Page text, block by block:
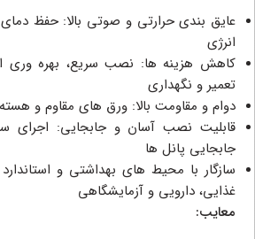
عایق‌ بندی حرارتی و صوتی بالا: حفظ
انرژی
کاهش هزینه‌ ها: نصب سریع، بهره‌ وری
تعمیر و نگهداری
دوام و مقاومت بالا: ورق‌ های مقاوم و هسته
قابلیت نصب آسان و جابجایی: اجرای
جابجایی پانل‌ ها
سازگار با محیط‌ های بهداشتی و
غذایی، دارویی و آزمایشگاهی
معایب: